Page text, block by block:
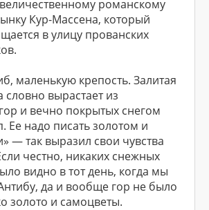
романскому
Кур-Массена, который
в улицу прованских
маленькую крепость. Залитая
вырастает из
и вечно покрытых снегом
Ее надо писать золотом и
— так выразил свои чувства
честно, никаких снежных
видно в тот день, когда мы
да и вообще гор не было
золото и самоцветы.